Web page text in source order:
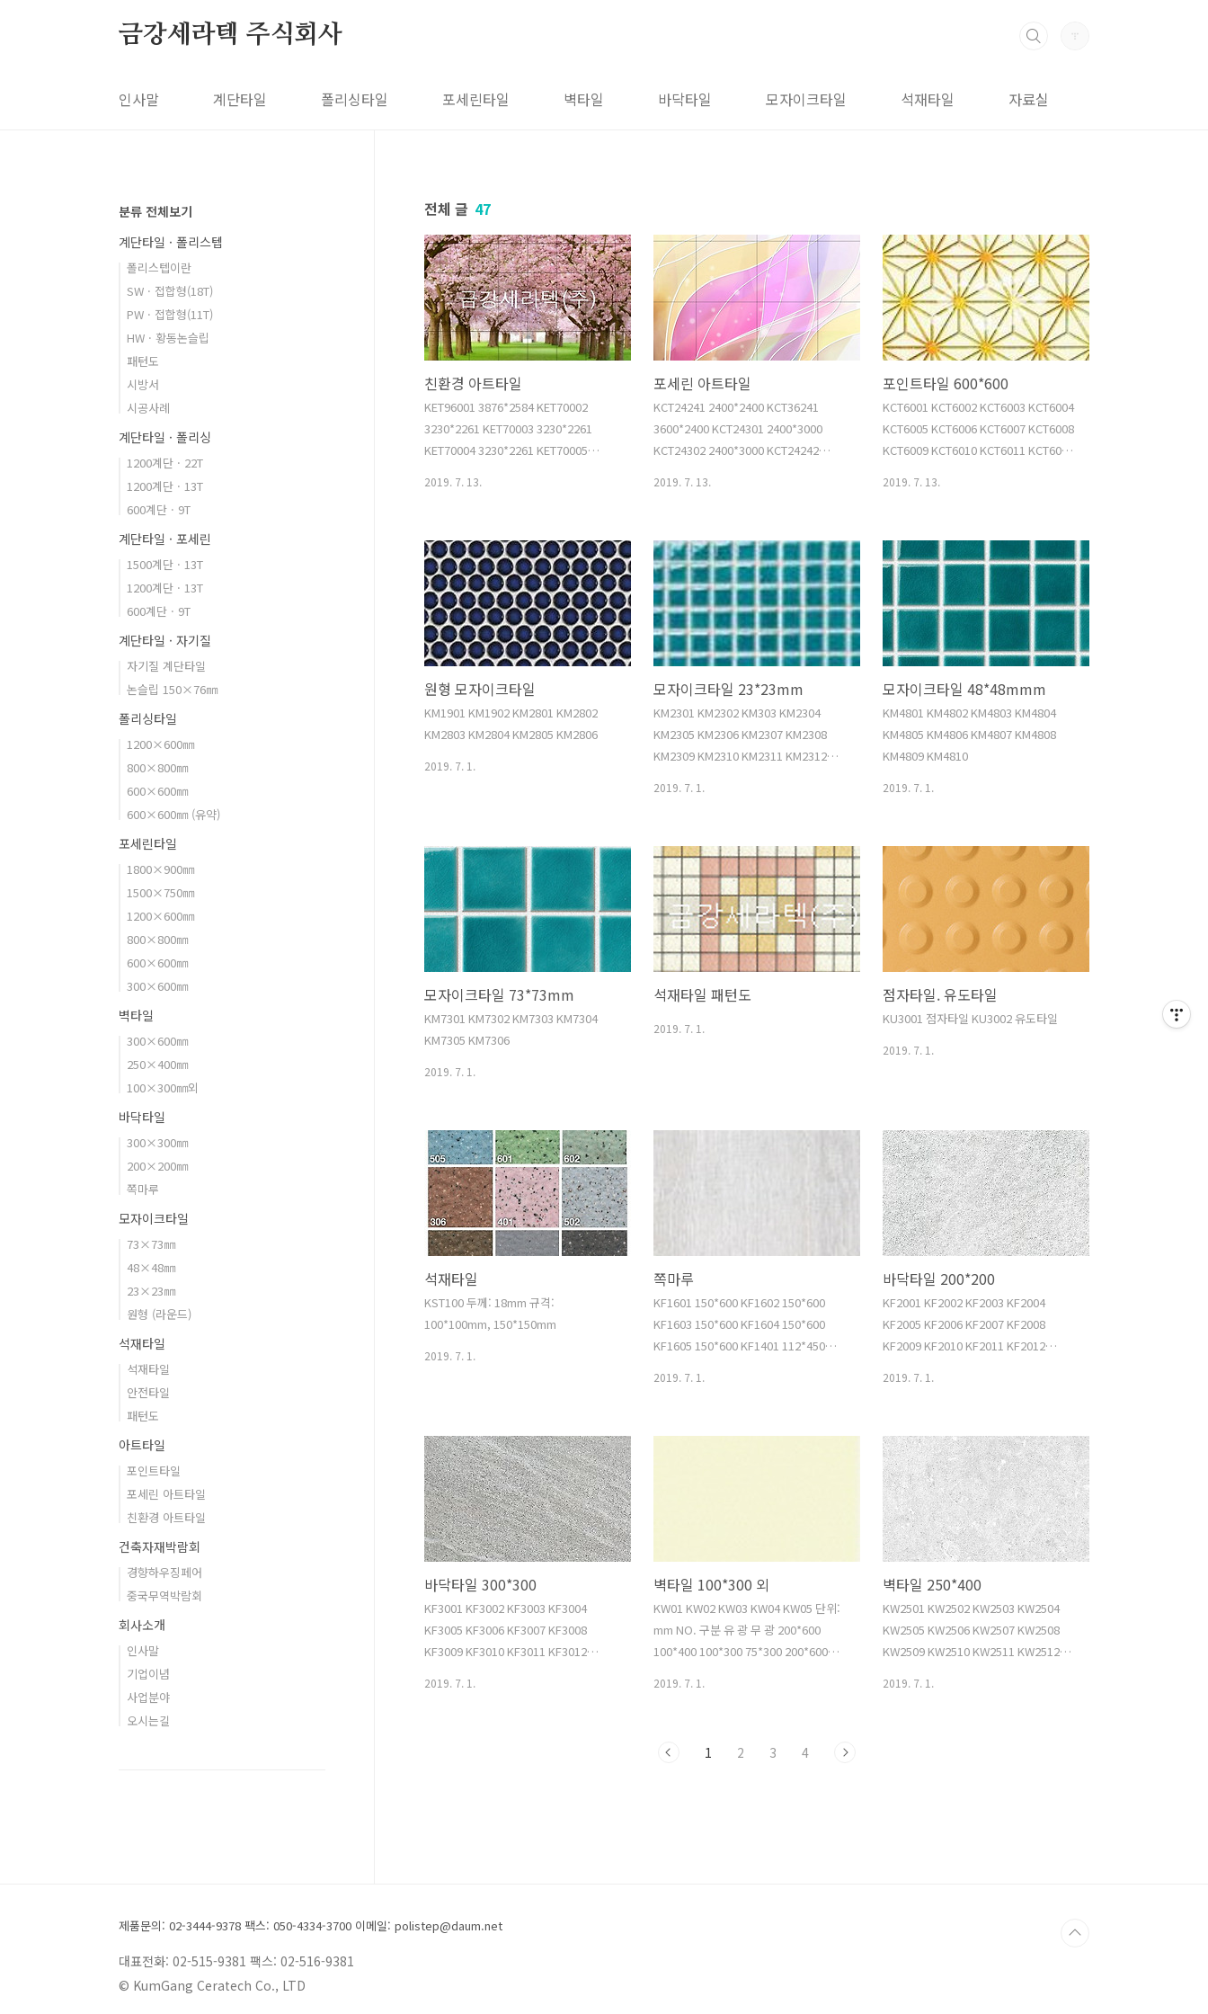
금강세라텍 주식회사
인사말 계단타일 폴리싱타일 포세린타일 벽타일 바닥타일 모자이크타일 석재타일 자료실
전체 글 47
친환경 아트타일
KET96001 3876*2584 KET70002
3230*2261 KET70003 3230*2261
KET70004 3230*2261 KET70005
KET50010 3230*1615 KET50011
3230*1615 KET50012 3230*1615
2019. 7. 13.
포세린 아트타일
KCT24241 2400*2400 KCT36241
3600*2400 KCT24301 2400*3000
KCT24302 2400*3000 KCT24242
KCT12243 1200*2400 KCT30243
3000*2400 KCT30244 3000*2400
2019. 7. 13.
포인트타일 600*600
KCT6001 KCT6002 KCT6003 KCT6004
KCT6005 KCT6006 KCT6007 KCT6008
KCT6009 KCT6010 KCT6011 KCT6012
2019. 7. 13.
원형 모자이크타일
KM1901 KM1902 KM2801 KM2802
KM2803 KM2804 KM2805 KM2806
2019. 7. 1.
모자이크타일 23*23mm
KM2301 KM2302 KM303 KM2304
KM2305 KM2306 KM2307 KM2308
KM2309 KM2310 KM2311 KM2312
2019. 7. 1.
모자이크타일 48*48mmm
KM4801 KM4802 KM4803 KM4804
KM4805 KM4806 KM4807 KM4808
KM4809 KM4810
2019. 7. 1.
모자이크타일 73*73mm
KM7301 KM7302 KM7303 KM7304
KM7305 KM7306
2019. 7. 1.
석재타일 패턴도
2019. 7. 1.
점자타일. 유도타일
KU3001 점자타일 KU3002 유도타일
2019. 7. 1.
석재타일
KST100 두께: 18mm 규격:
100*100mm, 150*150mm
2019. 7. 1.
쪽마루
KF1601 150*600 KF1602 150*600
KF1603 150*600 KF1604 150*600
KF1605 150*600 KF1401 112*450
KF1408 112*450 KF1409 112*450
2019. 7. 1.
바닥타일 200*200
KF2001 KF2002 KF2003 KF2004
KF2005 KF2006 KF2007 KF2008
KF2009 KF2010 KF2011 KF2012
KF2025 KF2026 KF2027 KF2028
KF2029 KF2030 KF2031 KF2032
KF2033 KF2034 KF2035 KF2036
KF2037 KF2038 KF2039 KF2040
KF2041 KF2042 KF2043 KF2044
KF2045 KF2046 KF2047 KF2048
KF2049 KF2050
2019. 7. 1.
바닥타일 300*300
KF3001 KF3002 KF3003 KF3004
KF3005 KF3006 KF3007 KF3008
KF3009 KF3010 KF3011 KF3012
2019. 7. 1.
벽타일 100*300 외
KW01 KW02 KW03 KW04 KW05 단위:
mm NO. 구분 유 광 무 광 200*600
100*400 100*300 75*300 200*600
(검정) - ○ ○ ○ - - ● ● 5 KW05 (백색)
2019. 7. 1.
벽타일 250*400
KW2501 KW2502 KW2503 KW2504
KW2505 KW2506 KW2507 KW2508
KW2509 KW2510 KW2511 KW2512
2019. 7. 1.
1 2 3 4
분류 전체보기
계단타일 · 폴리스텝
폴리스텝이란
SW · 접합형(18T)
PW · 접합형(11T)
HW · 황동논슬립
패턴도
시방서
시공사례
계단타일 · 폴리싱
1200계단 · 22T
1200계단 · 13T
600계단 · 9T
계단타일 · 포세린
1500계단 · 13T
1200계단 · 13T
600계단 · 9T
계단타일 · 자기질
자기질 계단타일
논슬립 150×76㎜
폴리싱타일
1200×600㎜
800×800㎜
600×600㎜
600×600㎜ (유약)
포세린타일
1800×900㎜
1500×750㎜
1200×600㎜
800×800㎜
600×600㎜
300×600㎜
벽타일
300×600㎜
250×400㎜
100×300㎜외
바닥타일
300×300㎜
200×200㎜
쪽마루
모자이크타일
73×73㎜
48×48㎜
23×23㎜
원형 (라운드)
석재타일
석재타일
안전타일
패턴도
아트타일
포인트타일
포세린 아트타일
친환경 아트타일
건축자재박람회
경향하우징페어
중국무역박람회
회사소개
인사말
기업이념
사업분야
오시는길
제품문의: 02-3444-9378 팩스: 050-4334-3700 이메일: polistep@daum.net
대표전화: 02-515-9381 팩스: 02-516-9381
© KumGang Ceratech Co., LTD